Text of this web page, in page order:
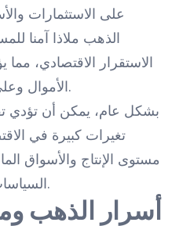
على الاستثمارات
الذهب ملاذا آمنا
الاستقرار الاقتصادي،
الأموال وعلى سوق الصرف الأجنبي.
بشكل عام، يمكن أن تؤدي
تغيرات كبيرة في
مستوى الإنتاج والأسواق
السياسات الاقتصادية للحكومات.
أسرار الذهب